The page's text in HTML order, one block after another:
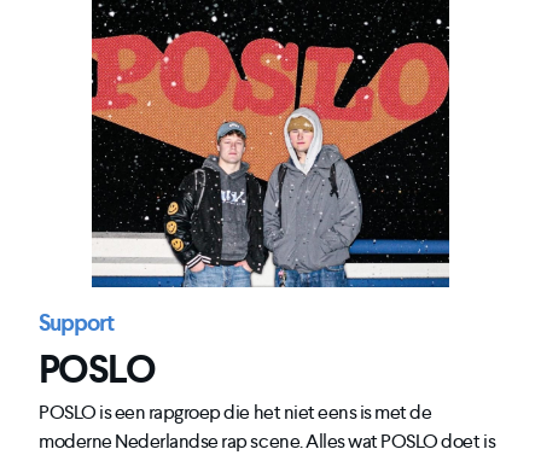
Support
POSLO
POSLO is een rapgroep die het niet eens is met de
moderne Nederlandse rap scene. Alles wat POSLO doet is